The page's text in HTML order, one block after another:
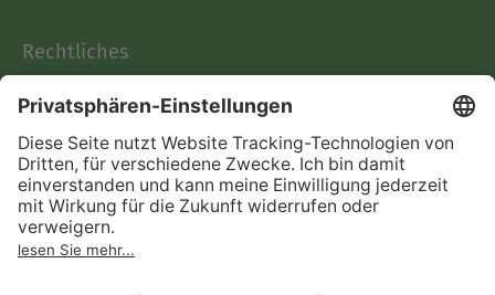
Rechtliches
AGB
Informationen nach Data
Act
Verträge hier kündigen
Impressum